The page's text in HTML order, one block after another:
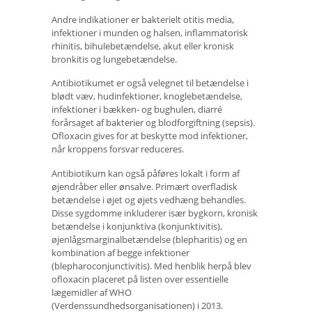
Andre indikationer er bakterielt otitis media,
infektioner i munden og halsen, inflammatorisk
rhinitis, bihulebetændelse, akut eller kronisk
bronkitis og lungebetændelse.
Antibiotikumet er også velegnet til betændelse i
blødt væv, hudinfektioner, knoglebetændelse,
infektioner i bækken- og bughulen, diarré
forårsaget af bakterier og blodforgiftning (sepsis).
Ofloxacin gives for at beskytte mod infektioner,
når kroppens forsvar reduceres.
Antibiotikum kan også påføres lokalt i form af
øjendråber eller ønsalve. Primært overfladisk
betændelse i øjet og øjets vedhæng behandles.
Disse sygdomme inkluderer især bygkorn, kronisk
betændelse i konjunktiva (konjunktivitis),
øjenlågsmarginalbetændelse (blepharitis) og en
kombination af begge infektioner
(blepharoconjunctivitis). Med henblik herpå blev
ofloxacin placeret på listen over essentielle
lægemidler af WHO
(Verdenssundhedsorganisationen) i 2013.